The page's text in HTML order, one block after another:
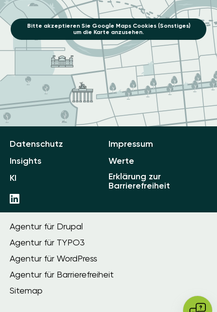
Bitte akzeptieren Sie Google Maps Cookies (Sonstiges)
um die Karte anzusehen.
Datenschutz
Impressum
Insights
Werte
KI
Erklärung zur
Barrierefreiheit
Agentur für Drupal
Agentur für TYPO3
Agentur für WordPress
Agentur für Barrierefreiheit
Sitemap